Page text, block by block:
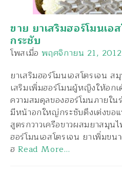
ขาย ยาเสริมฮอร์โมนเอ
กระชับ
โพสเมื่อ พฤศจิกายน 21, 2012
ยาเสริมฮอร์โมนเอสโตรเจน ส
เสริมเพิ่มฮอร์โมนผู้หญิงให้อก
ความสมดุลของฮอร์โมนภายใ
มีหน้าอกใหญ่กระชับตึงเต่งขอ
สูตรกวาวเครือขาวผสมยาสมุน
ฮอร์โมนเอสโตรเจน ยาเพิ่มข
ฮRead More…